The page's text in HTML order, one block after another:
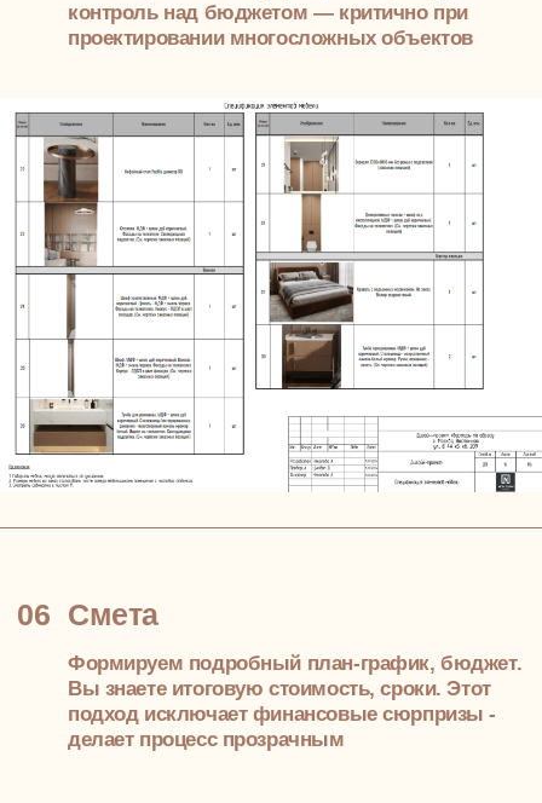
ВАШЕ УЧАСТИЕ
согласованные ТЗ и стиль
квартиры
согласование концепции, 1
встреча (онлайн / очно)
1 неделя
СРОК
согласование планировок,
правки, 2 встречи
квартиры
ВАШЕ УЧАСТИЕ
После планировки — визуальная работа. Подбираем
текстуры, отделку, свет.
В интерьере особенно важно не дробить восприятие:
материалы, сценарии освещения должны
выстраивать цельную атмосферу на всех уровнях.
03
Планировка с логикой
Мы проектируем не «квадраты», а маршруты: где вы
начинаете день, где работаете, как встречаете гостей.
Проект двухуровневой квартиры подчинён логике:
приватность и создаём связность